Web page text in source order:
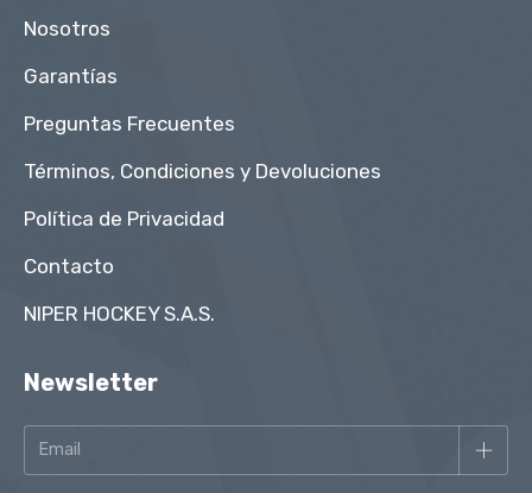
Nosotros
Garantías
Preguntas Frecuentes
Términos, Condiciones y Devoluciones
Política de Privacidad
Contacto
NIPER HOCKEY S.A.S.
Newsletter